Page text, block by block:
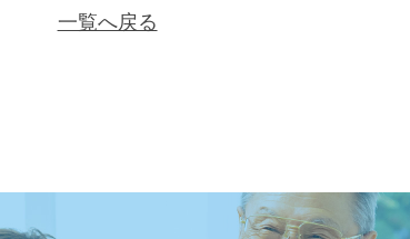
一覧へ戻る